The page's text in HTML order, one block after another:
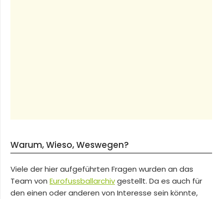
Warum, Wieso, Weswegen?
Viele der hier aufgeführten Fragen wurden an das
Team von Eurofussballarchivgestellt. Da es auch für
den einen oder anderen von Interesse sein könnte,